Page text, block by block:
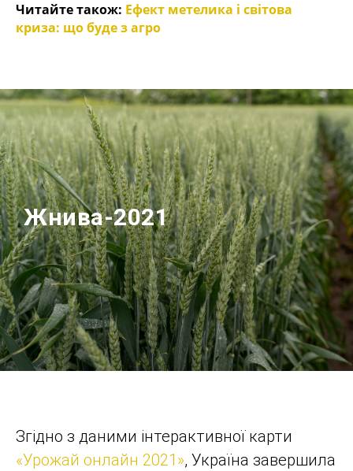
Читайте також: Ефект метелика і світова
криза: що буде з агро
Жнива-2021
Згідно з даними інтерактивної карти
«Урожай онлайн 2021», Україна завершила